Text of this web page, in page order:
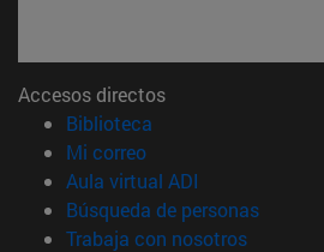
Accesos directos
Biblioteca
Mi correo(abre en nueva
Aula virtual ADI
Búsqueda de personas(abre
Trabaja con nosotros(abre en